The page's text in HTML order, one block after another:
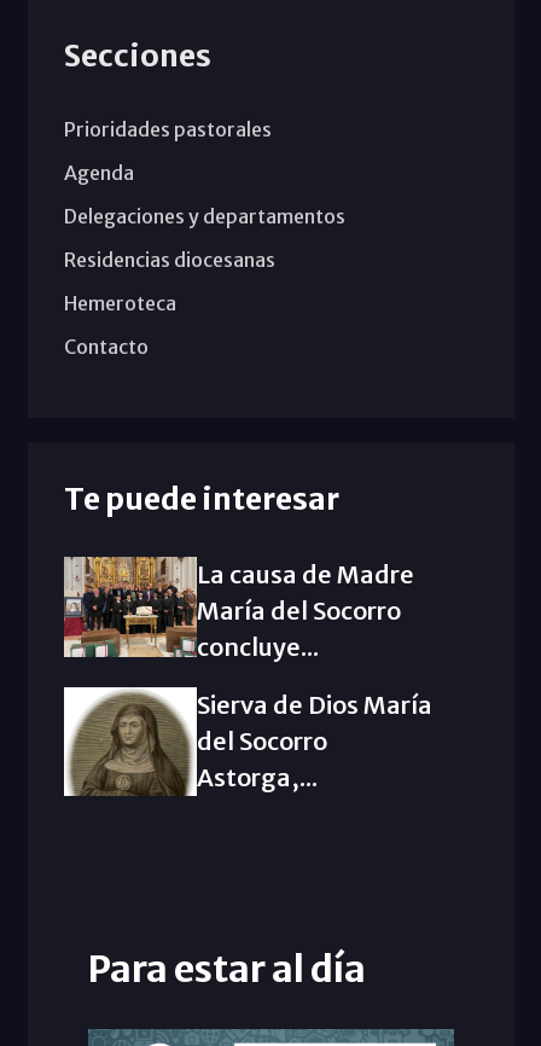
Secciones
Prioridades pastorales
Agenda
Delegaciones y departamentos
Residencias diocesanas
Hemeroteca
Contacto
Te puede interesar
La causa de Madre
María del Socorro
concluye...
Sierva de Dios María
del Socorro
Astorga,...
Para estar al día